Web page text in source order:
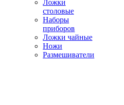
Ложки
столовые
Наборы
приборов
Ложки чайные
Ножи
Размешиватели